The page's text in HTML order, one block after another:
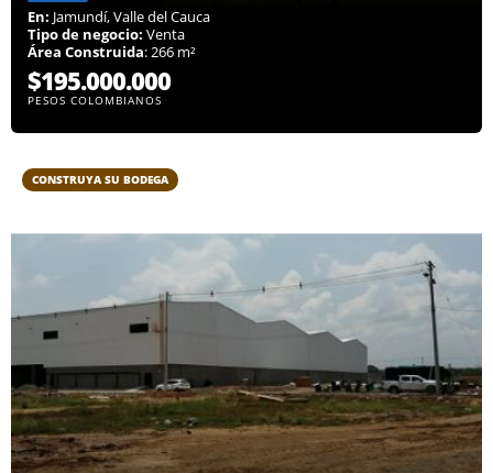
En: Jamundí, Valle del Cauca
Tipo de negocio: Venta
Área Construida: 266 m²
$195.000.000
PESOS COLOMBIANOS
CONSTRUYA SU BODEGA